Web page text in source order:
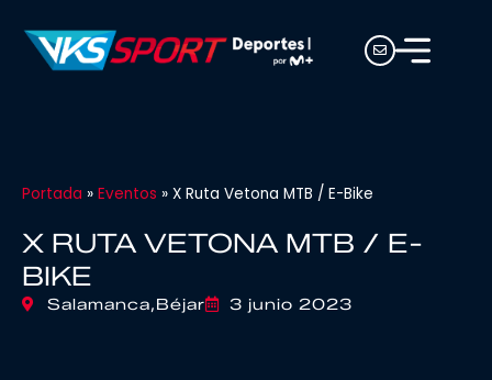
Portada » Eventos » X Ruta Vetona MTB / E-Bike
X RUTA VETONA MTB / E-
BIKE
Salamanca,Béjar 3 junio 2023